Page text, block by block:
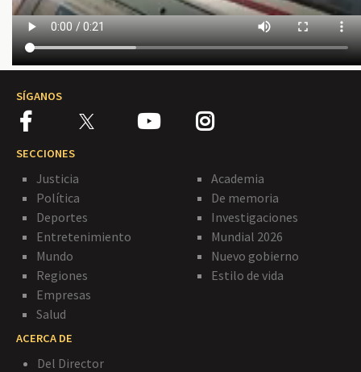
SÍGANOS
SECCIONES
Justicia
Política
Deportes
Entretenimiento
Mundo
Regiones
Empresas
Salud
Academia
De memoria
Investigaciones
Mundial 2026
Nuevo gobierno
Estilo de vida
ACERCA DE
Del Director